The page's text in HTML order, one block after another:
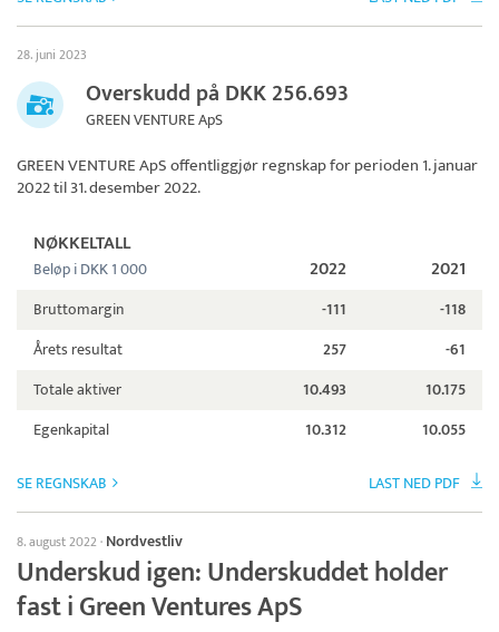
28. juni 2023
Overskudd på DKK 256.693
GREEN VENTURE ApS
GREEN VENTURE ApSoffentliggjør regnskap for perioden 1. januar
2022 til 31. desember 2022.
NØKKELTALL
Beløp i DKK 1 000 2022 2021
Bruttomargin -111
-118
Årets resultat
257
-61
Totale aktiver
10.493
10.175
Egenkapital
10.312 10.055
SE REGNSKAB LAST NED PDF
8. august 2022· Nordvestliv
Underskud igen: Underskuddet holder
fast i Green Ventures ApS